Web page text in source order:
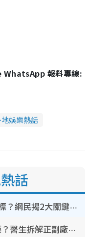
報料專線:
娛樂熱話
話
裝修拆鐵閘隨時變賊人目標？網民揭2大關鍵用途：裝新式等於白裝？附新舊鐵閘分別
網傳公院改用內地/副廠藥？醫生拆解正副廠分別 揭4類人換藥隨時出事